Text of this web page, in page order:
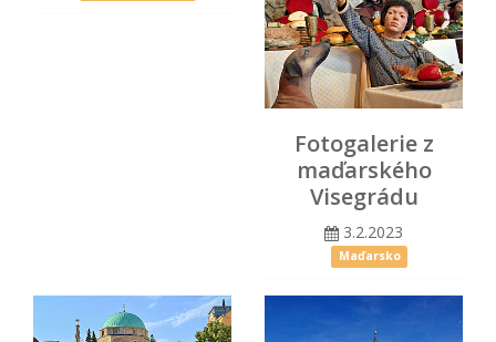
Fotogalerie z
maďarského
Visegrádu
3.2.2023
Maďarsko